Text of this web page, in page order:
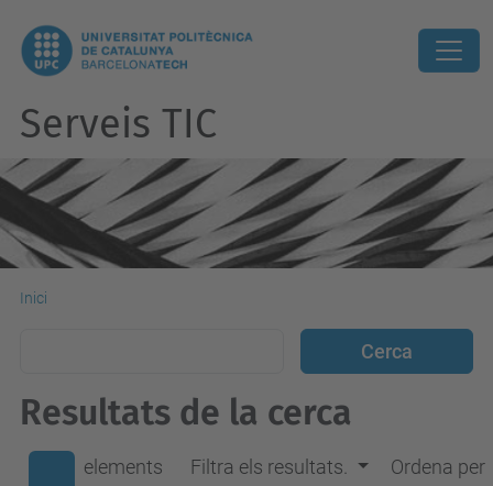
Serveis TIC
Inici
Resultats de la cerca
elements
Filtra els resultats. Ordena per